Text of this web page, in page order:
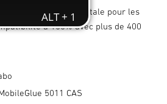
une flexibilité totale pour les
à 100% avec plus de 400
5011 CAS